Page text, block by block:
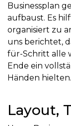
Businessplan
aufbaust. Es
organisiert zu
uns berichtet,
für-Schritt alle
Ende ein
Händen hielten.
Layout,